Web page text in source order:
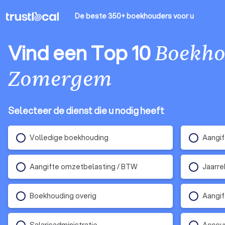
De beste 350+ boekhoudersvoor u
Vind een Top 10
Zomergem
Selecteer de dienst die u nodig heeft
Volledige boekhouding
Aangifte omzetbelasting / BTW
Boekhouding overig